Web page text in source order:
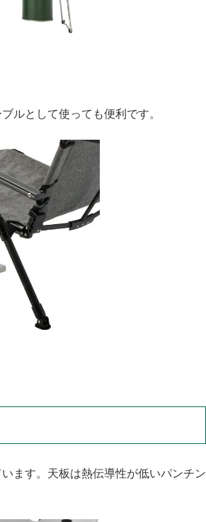
ルとして使っても便利です。
ます。天板は熱伝導性が低いパンチン